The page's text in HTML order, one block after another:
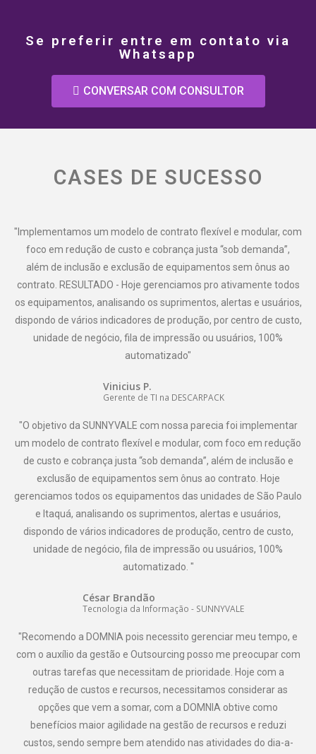
Se preferir entre em contato via
Whatsapp
CONVERSAR COM CONSULTOR
CASES DE SUCESSO
"Implementamos um modelo de contrato flexível e modular, com
foco em redução de custo e cobrança justa “sob demanda”,
além de inclusão e exclusão de equipamentos sem ônus ao
contrato. RESULTADO - Hoje gerenciamos pro ativamente todos
os equipamentos, analisando os suprimentos, alertas e usuários,
dispondo de vários indicadores de produção, por centro de custo,
unidade de negócio, fila de impressão ou usuários, 100%
automatizado"
Vinicius P.
Gerente de TI na DESCARPACK
"O objetivo da SUNNYVALE com nossa parecia foi implementar
um modelo de contrato flexível e modular, com foco em redução
de custo e cobrança justa “sob demanda”, além de inclusão e
exclusão de equipamentos sem ônus ao contrato. Hoje
gerenciamos todos os equipamentos das unidades de São Paulo
e Itaquá, analisando os suprimentos, alertas e usuários,
dispondo de vários indicadores de produção, centro de custo,
unidade de negócio, fila de impressão ou usuários, 100%
automatizado. "
César Brandão
Tecnologia da Informação - SUNNYVALE
"Recomendo a DOMNIA pois necessito gerenciar meu tempo, e
com o auxílio da gestão e Outsourcing posso me preocupar com
outras tarefas que necessitam de prioridade. Hoje com a
redução de custos e recursos, necessitamos considerar as
opções que vem a somar, com a DOMNIA obtive como
benefícios maior agilidade na gestão de recursos e reduzi
custos, sendo sempre bem atendido nas atividades do dia-a-